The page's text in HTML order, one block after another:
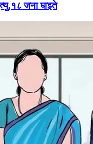
जना घाइते